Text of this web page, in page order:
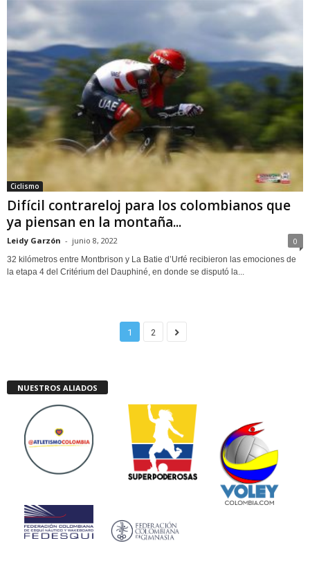
Ciclismo
Difícil contrareloj para los colombianos que
ya piensan en la montaña...
Leidy Garzón - junio 8, 2022 0
32 kilómetros entre Montbrison y La Batie d’Urfé recibieron las emociones de
la etapa 4 del Critérium del Dauphiné, en donde se disputó la...
1 2
NUESTROS ALIADOS